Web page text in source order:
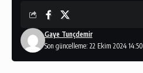
Son güncelleme: 22 Ekim 2024 14:50
Gaye Tunçdemir